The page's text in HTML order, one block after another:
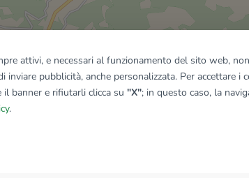
tutti gli immobili del riquadro
attivi, e necessari al funzionamento del sito web,
inviare pubblicità, anche personalizzata. Per accettare i
il banner e rifiutarli clicca su "X"; in questo caso, la
.